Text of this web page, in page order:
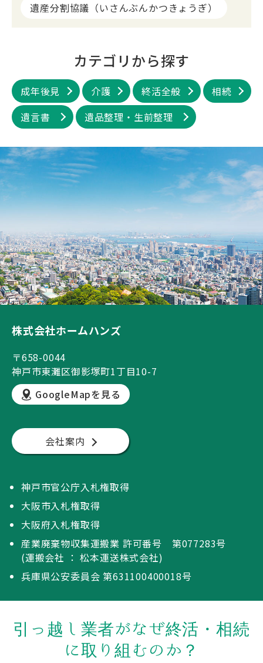
遺産分割協議（いさんぶんかつきょうぎ）
カテゴリから探す
成年後見 介護 終活全般
相続
遺言書
遺品整理・生前整理
株式会社ホームハンズ
〒658-0044
神戸市東灘区御影塚町1丁目10-7
GoogleMapを見る
会社案内
神戸市官公庁入札権取得
大阪市入札権取得
大阪府入札権取得
産業廃棄物収集運搬業 許可番号 第077283号
(運搬会社 ： 松本運送株式会社)
兵庫県公安委員会 第631100400018号
引っ越し業者がなぜ終活・相続
に取り組むのか？